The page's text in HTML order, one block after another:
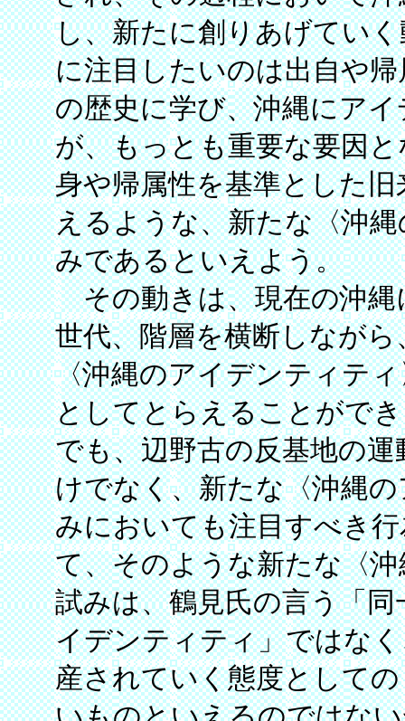
し、新たに創りあげてい
に注目したいのは出自や
の歴史に学び、沖縄にア
が、もっとも重要な要因
身や帰属性を基準とした
えるような、新たな〈沖
みであるといえよう。
その動きは、現在の沖縄
世代、階層を横断しなが
〈沖縄のアイデンティテ
としてとらえることがで
でも、辺野古の反基地の
けでなく、新たな〈沖縄
みにおいても注目すべき
て、そのような新たな〈
試みは、鶴見氏の言う「
イデンティティ」ではな
産されていく態度として